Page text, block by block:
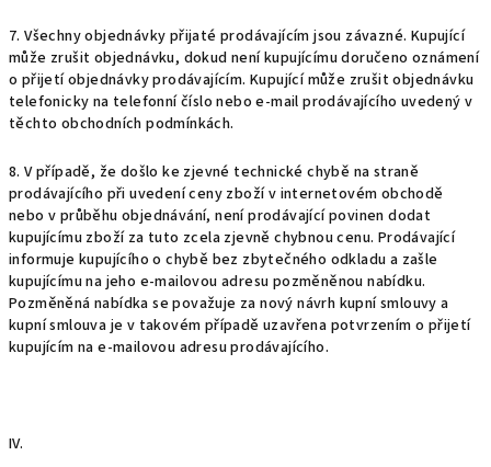
7. Všechny objednávky přijaté prodávajícím jsou závazné. Kupující
může zrušit objednávku, dokud není kupujícímu doručeno oznámení
o přijetí objednávky prodávajícím. Kupující může zrušit objednávku
telefonicky na telefonní číslo nebo e-mail prodávajícího uvedený v
těchto obchodních podmínkách.
8. V případě, že došlo ke zjevné technické chybě na straně
prodávajícího při uvedení ceny zboží v internetovém obchodě
nebo v průběhu objednávání, není prodávající povinen dodat
kupujícímu zboží za tuto zcela zjevně chybnou cenu. Prodávající
informuje kupujícího o chybě bez zbytečného odkladu a zašle
kupujícímu na jeho e-mailovou adresu pozměněnou nabídku.
Pozměněná nabídka se považuje za nový návrh kupní smlouvy a
kupní smlouva je v takovém případě uzavřena potvrzením o přijetí
kupujícím na e-mailovou adresu prodávajícího.
IV.